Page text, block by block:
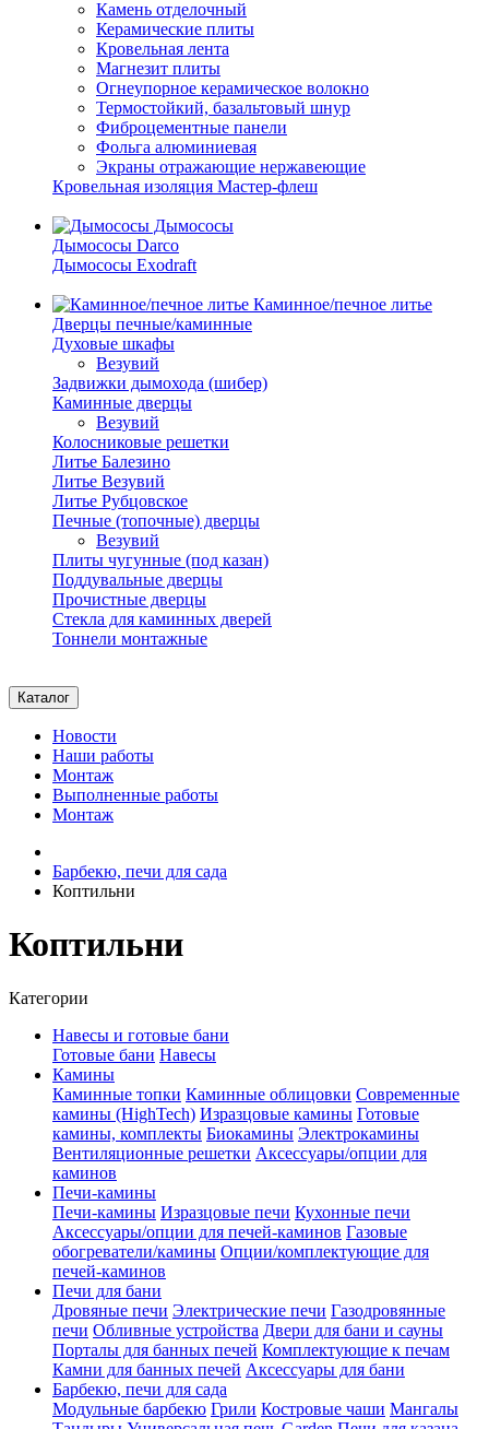
Камень отделочный
Керамические плиты
Кровельная лента
Магнезит плиты
Огнеупорное керамическое волокно
Термостойкий, базальтовый шнур
Фиброцементные панели
Фольга алюминиевая
Экраны отражающие нержавеющие
Кровельная изоляция Мастер-флеш
Дымососы
Дымососы Darco
Дымососы Exodraft
Каминное/печное литье
Дверцы печные/каминные
Духовые шкафы
Везувий
Задвижки дымохода (шибер)
Каминные дверцы
Везувий
Колосниковые решетки
Литье Балезино
Литье Везувий
Литье Рубцовское
Печные (топочные) дверцы
Везувий
Плиты чугунные (под казан)
Поддувальные дверцы
Прочистные дверцы
Стекла для каминных дверей
Тоннели монтажные
Каталог
Новости
Наши работы
Монтаж
Выполненные работы
Монтаж
Барбекю, печи для сада
Коптильни
Коптильни
Категории
Навесы и готовые бани
Готовые бани Навесы
Камины
Каминные топки Каминные облицовки Современные
камины (HighTech) Изразцовые камины Готовые
камины, комплекты Биокамины Электрокамины
Вентиляционные решетки Аксессуары/опции для
каминов
Печи-камины
Печи-камины Изразцовые печи Кухонные печи
Аксессуары/опции для печей-каминов Газовые
обогреватели/камины Опции/комплектующие для
печей-каминов
Печи для бани
Дровяные печи Электрические печи Газодровянные
печи Обливные устройства Двери для бани и сауны
Порталы для банных печей Комплектующие к печам
Камни для банных печей Аксессуары для бани
Барбекю, печи для сада
Модульные барбекю Грили Костровые чаши Мангалы